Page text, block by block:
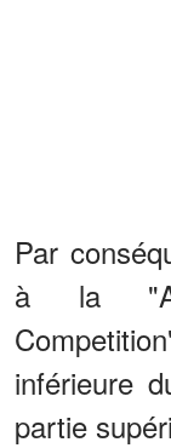
Par
à la
inférieure
partie